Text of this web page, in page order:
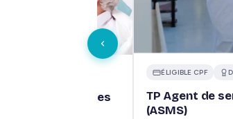
Vie aux Familles
ÉLIGIBLE CPF
TP Agent de
(ASMS)